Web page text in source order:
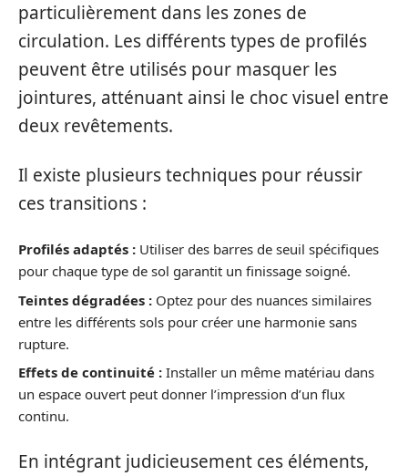
particulièrement dans les zones de
circulation. Les différents types de profilés
peuvent être utilisés pour masquer les
jointures, atténuant ainsi le choc visuel entre
deux revêtements.
Il existe plusieurs techniques pour réussir
ces transitions :
Profilés adaptés : Utiliser des barres de seuil spécifiques
pour chaque type de sol garantit un finissage soigné.
Teintes dégradées : Optez pour des nuances similaires
entre les différents sols pour créer une harmonie sans
rupture.
Effets de continuité : Installer un même matériau dans
un espace ouvert peut donner l’impression d’un flux
continu.
En intégrant judicieusement ces éléments,